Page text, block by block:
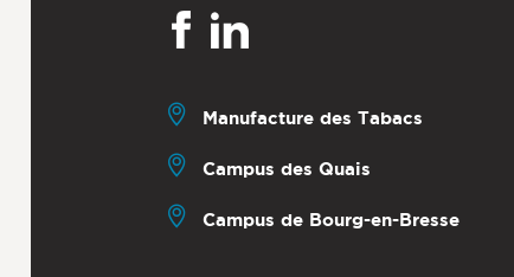
Manufacture des Tabacs
Campus des Quais
Campus de Bourg-en-Bresse